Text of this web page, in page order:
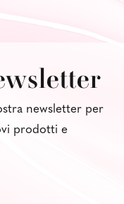
newsletter per
prodotti e